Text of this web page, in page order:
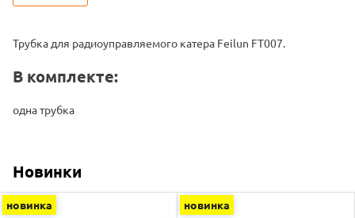
Трубка для радиоуправляемого катера Feilun FT007.
В комплекте:
одна трубка
Новинки
новинка новинка